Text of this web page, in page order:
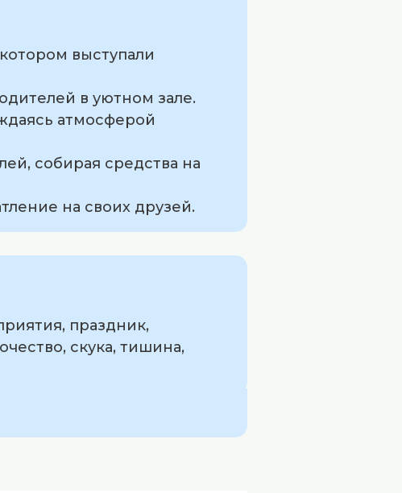
выступали
в уютном зале.
атмосферой
собирая средства на
на своих друзей.
праздник,
скука, тишина,